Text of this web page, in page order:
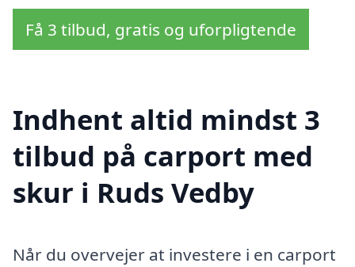
Få 3 tilbud, gratis og uforpligtende
Indhent altid mindst 3
tilbud på carport med
skur i Ruds Vedby
Når du overvejer at investere i en carport